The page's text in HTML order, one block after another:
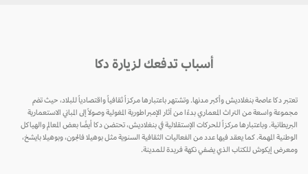
أسباب تدفعك لزيارة دكا
تعتبر دكا عاصمة بنغلاديش وأكبر مدنها. وتشتهر باعتبارها مركزاً ثقافياً واقتصادياً للبلاد، حيث تضم
مجموعة واسعة من التراث المعماري بدءًا من آثار الإمبراطورية المغولية وصولاً إلى المباني الاستعمارية
البريطانية. وباعتبارها مركزاً للحركات الإستقلالية في بنغلاديش، تحتضن دكا أيضًا بعض المعالم والهياكل
الوطنية المهمة. كما يعقد فيها عدد من الفعاليات الثقافية السنوية مثل بوهيلا فالجون، وبوهيلا بايشخ،
ومعرض إيكوش للكتاب الذي يضفي نكهة فريدة للمدينة.